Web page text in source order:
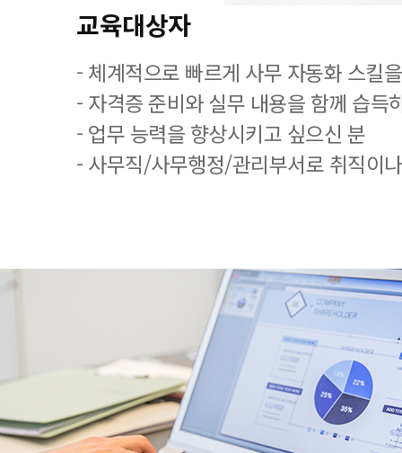
교육대상자
- 체계적으로 빠르게 사무 자동화 스킬
- 자격증 준비와 실무 내용을 함께 습득
- 업무 능력을 향상시키고 싶으신 분
- 사무직/사무행정/관리부서로 취직이